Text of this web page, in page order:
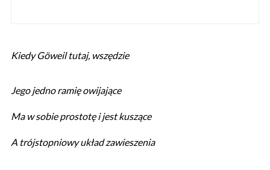
Kiedy Göweil tutaj, wszędzie
Jego jedno ramię owijające
Ma w sobie prostotę i jest kuszące
A trójstopniowy układ zawieszenia